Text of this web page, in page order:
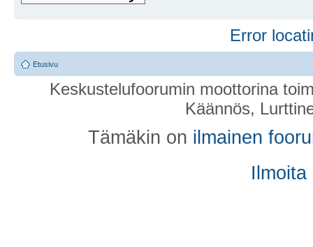
Error
Etusivu
Keskustelufoorumin moottorina
Käännös,
Tämäkin on ilmainen